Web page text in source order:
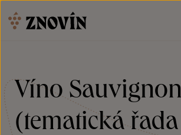
Víno Sauvignon
(tematická řada